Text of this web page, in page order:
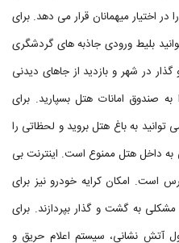
اختیار میهمانان قرار می دهد. برای
بلیط ورودی جاذبه های گردشگری
در شهر و بازدید از جاهای دیدنی
صندوق امانات هتل بسپارید. برای
به باغ هتل بروید و لحظاتی را
به داخل هتل ممنوع است. اینترنت بی
است. امکان کرایه خودرو نیز برای
به گشت و گذار بپردازند. برای
آتش نشانی، سیستم اعلام حریق و